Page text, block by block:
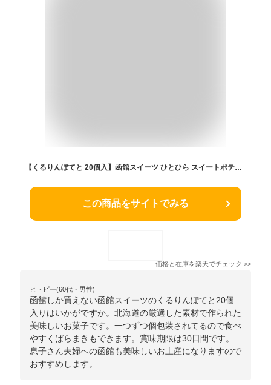
【くるりんぽてと 20個入】函館スイーツ ひとひら スイートポテト 芋 焼き芋 ふんわり 焼菓子 和菓子 お茶菓子 函館 土産 スイーツ デザート ギフト 手土産 お祝い 内祝い 贈答品 お菓子 菓子折り スイーツ
この商品をサイトでみる
価格と在庫を楽天でチェック >>
ヒトピー(60代・男性)
函館しか買えない函館スイーツのくるりんぽてと20個
入りはいかがですか。北海道の厳選した素材で作られた
美味しいお菓子です。一つずつ個包装されてるので食べ
やすくばらまきもできます。賞味期限は30日間です。
息子さん夫婦への函館も美味しいお土産になりますので
おすすめします。